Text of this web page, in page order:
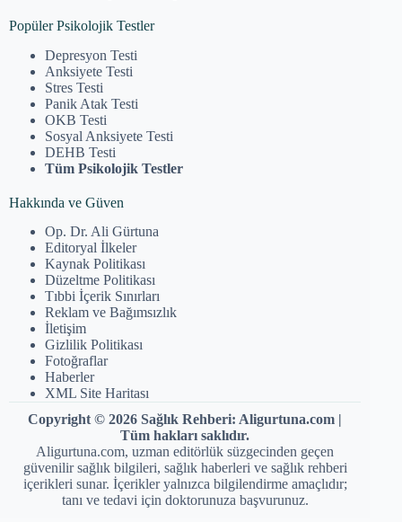
Popüler Psikolojik Testler
Depresyon Testi
Anksiyete Testi
Stres Testi
Panik Atak Testi
OKB Testi
Sosyal Anksiyete Testi
DEHB Testi
Tüm Psikolojik Testler
Hakkında ve Güven
Op. Dr. Ali Gürtuna
Editoryal İlkeler
Kaynak Politikası
Düzeltme Politikası
Tıbbi İçerik Sınırları
Reklam ve Bağımsızlık
İletişim
Gizlilik Politikası
Fotoğraflar
Haberler
XML Site Haritası
Copyright © 2026 Sağlık Rehberi: Aligurtuna.com |
Tüm hakları saklıdır.
Aligurtuna.com, uzman editörlük süzgecinden geçen
güvenilir sağlık bilgileri, sağlık haberleri ve sağlık rehberi
içerikleri sunar. İçerikler yalnızca bilgilendirme amaçlıdır;
tanı ve tedavi için doktorunuza başvurunuz.